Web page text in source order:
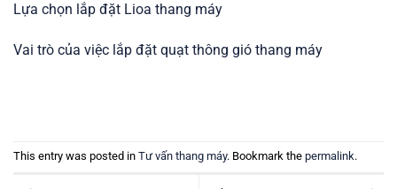
Lựa chọn lắp đặt Lioa thang máy
Vai trò của việc lắp đặt quạt thông gió thang máy
This entry was posted in Tư vấn thang máy. Bookmark the permalink.